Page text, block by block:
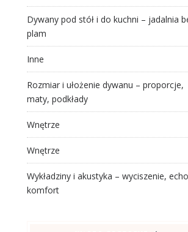
Dywany pod stół i do kuchni – jadalnia
plam
Inne
Rozmiar i ułożenie dywanu – proporcje,
maty, podkłady
Wnętrze
Wnętrze
Wykładziny i akustyka – wyciszenie,
komfort